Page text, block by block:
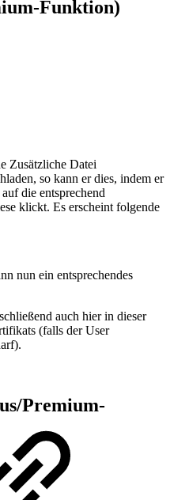
Funktion)
Zusätzliche Datei
so kann er dies, indem er
die entsprechend
klickt. Es erscheint folgende
nun ein entsprechendes
auch hier in dieser
(falls der User
Premium-